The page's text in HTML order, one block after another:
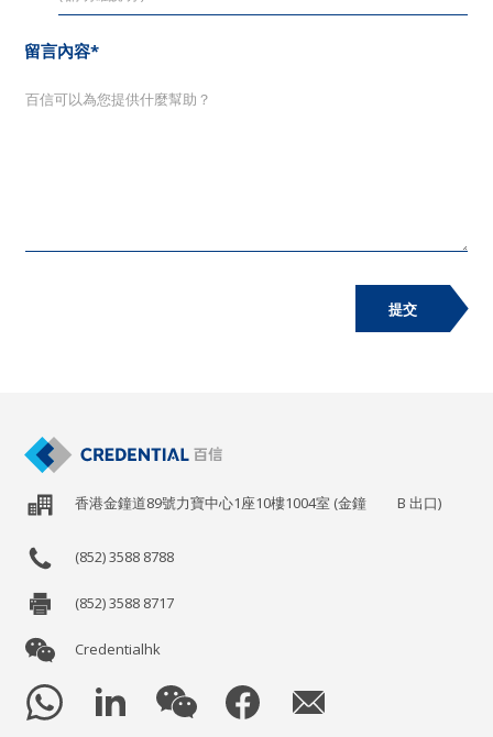
留言內容*
提交
香港金鐘道89號力寶中心1座10樓1004室 (金鐘 B 出口)
(852) 3588 8788
(852) 3588 8717
Credentialhk